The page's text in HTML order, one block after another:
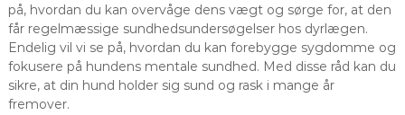
på, hvordan du kan overvåge dens vægt og sørge for, at den
får regelmæssige sundhedsundersøgelser hos dyrlægen.
Endelig vil vi se på, hvordan du kan forebygge sygdomme og
fokusere på hundens mentale sundhed. Med disse råd kan du
sikre, at din hund holder sig sund og rask i mange år
fremover.